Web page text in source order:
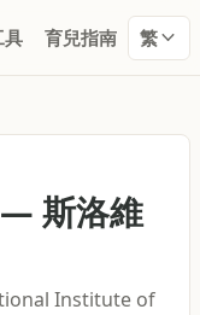
具 育兒指南 繁
—斯洛維
Institute of